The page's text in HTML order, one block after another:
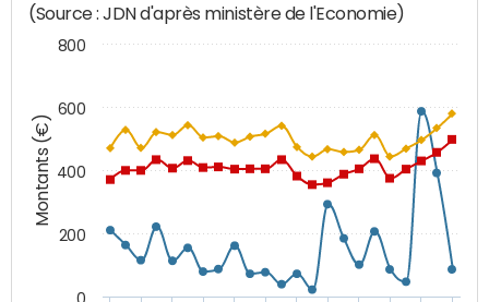
Montants (€)
(Source : JDN d'après ministère de l'Economie)
0
200
400
600
800